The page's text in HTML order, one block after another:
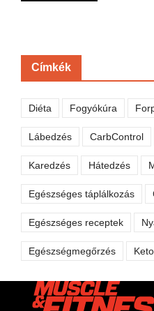
Címkék
Diéta Fogyókúra
Lábedzés CarbControl
Karedzés Hátedzés
Egészséges táplálkozás
Egészséges receptek
Egészségmegőrzés